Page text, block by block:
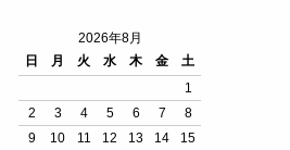
2026年8月
日
月 火 水 木 金
土
1
2
3 4 5 6 7
8
9
10 11 12 13 14 15